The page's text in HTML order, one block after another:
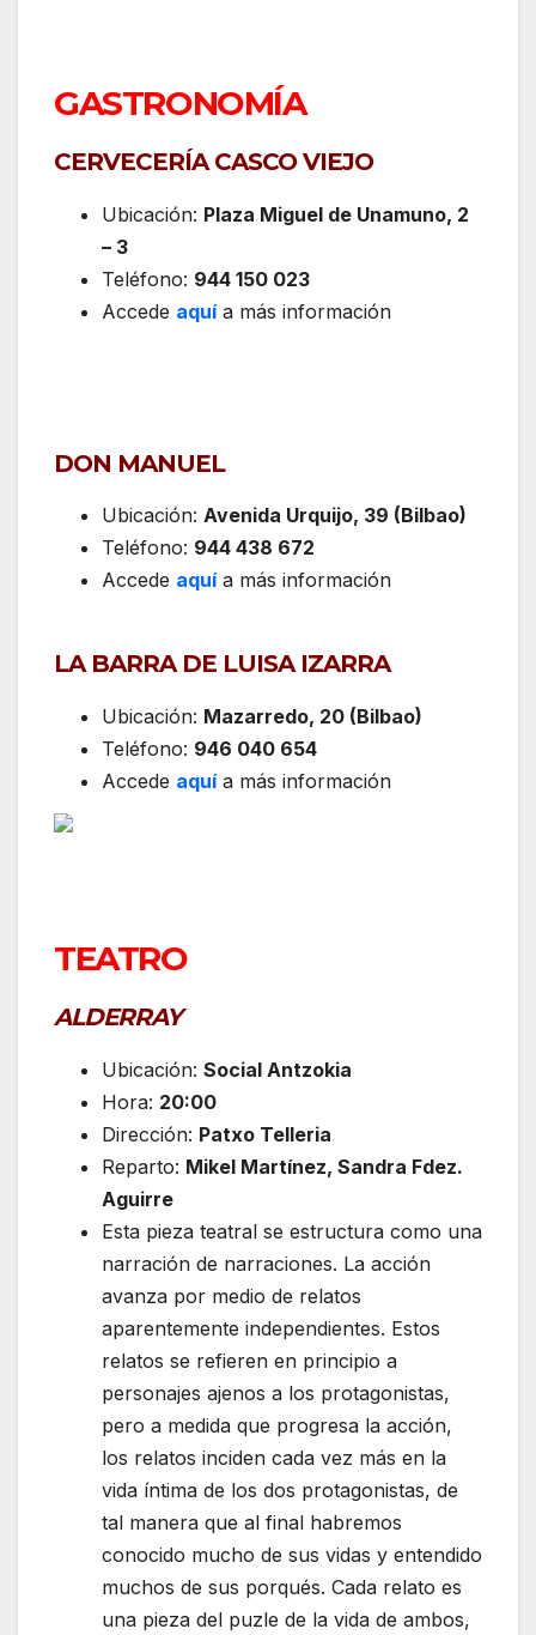
GASTRONOMÍA
CERVECERÍA CASCO VIEJO
Ubicación: Plaza Miguel de Unamuno, 2
– 3
Teléfono: 944 150 023
Accede aquí a más información
DON MANUEL
Ubicación: Avenida Urquijo, 39 (Bilbao)
Teléfono: 944 438 672
Accede aquí a más información
LA BARRA DE LUISA IZARRA
Ubicación: Mazarredo, 20 (Bilbao)
Teléfono: 946 040 654
Accede aquí a más información
TEATRO
ALDERRAY
Ubicación: Social Antzokia
Hora: 20:00
Dirección: Patxo Telleria
Reparto: Mikel Martínez, Sandra Fdez.
Aguirre
Esta pieza teatral se estructura como una
narración de narraciones. La acción
avanza por medio de relatos
aparentemente independientes. Estos
relatos se refieren en principio a
personajes ajenos a los protagonistas,
pero a medida que progresa la acción,
los relatos inciden cada vez más en la
vida íntima de los dos protagonistas, de
tal manera que al final habremos
conocido mucho de sus vidas y entendido
muchos de sus porqués. Cada relato es
una pieza del puzle de la vida de ambos,